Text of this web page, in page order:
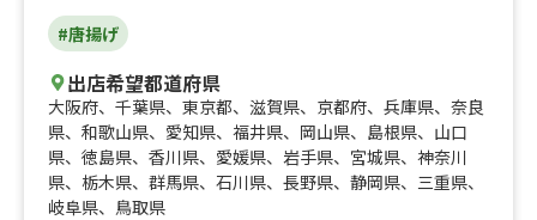
#唐揚げ
出店希望都道府県
大阪府、 千葉県、 東京都、 滋賀県、 京都府、 兵庫県、 奈良
県、 和歌山県、 愛知県、 福井県、 岡山県、 島根県、 山口
県、 徳島県、 香川県、 愛媛県、 岩手県、 宮城県、 神奈川
県、 栃木県、 群馬県、 石川県、 長野県、 静岡県、 三重県、
岐阜県、 鳥取県